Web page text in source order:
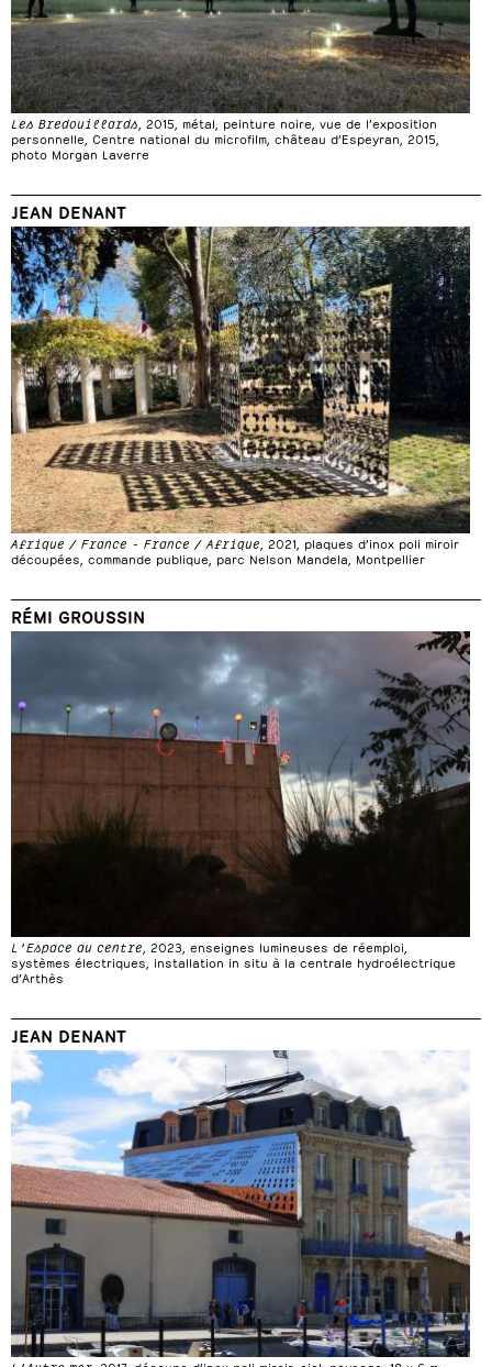
Les Bredouillards, 2015, métal, peinture noire, vue de l’exposition
personnelle, Centre national du microfilm, château d’Espeyran, 2015,
photo Morgan Laverre
JEAN DENANT
Afrique / France - France / Afrique , 2021, plaques d’inox poli miroir
découpées, commande publique, parc Nelson Mandela, Montpellier
RÉMI GROUSSIN
L’Espace au centre, 2023, enseignes lumineuses de réemploi,
systèmes électriques, installation in situ à la centrale hydroélectrique
d’Arthès
JEAN DENANT